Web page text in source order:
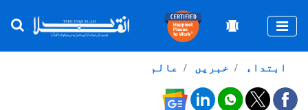
عالم خبریں ابتداء